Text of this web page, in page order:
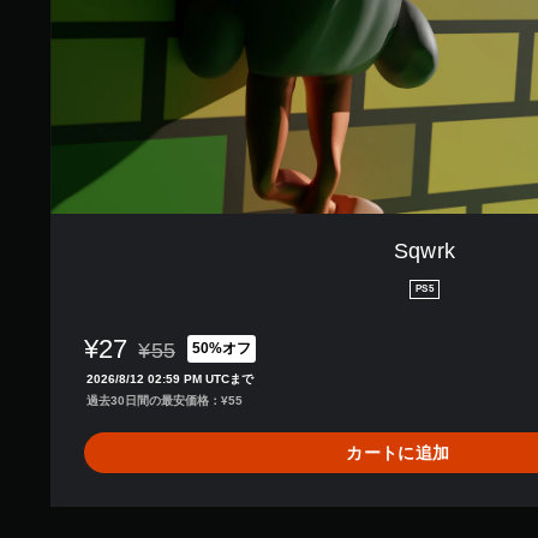
Sqwrk
PS5
¥27 通常価格¥55より値引き
¥55 50%オフ
2026/8/12 02:59 PM UTCまで
過去30日間の最安価格：¥55
カートに追加